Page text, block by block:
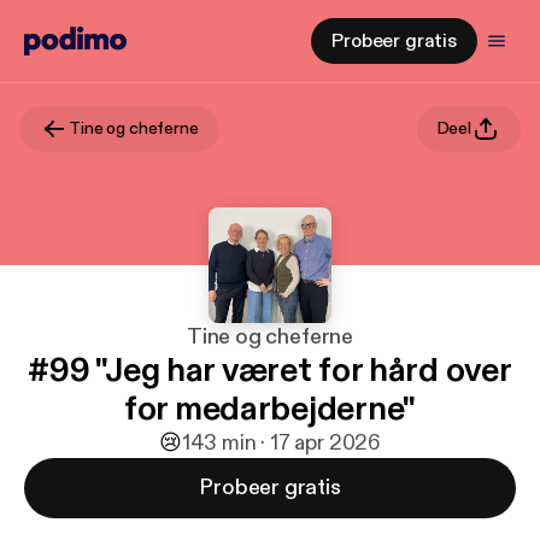
Probeer gratis
Tine og cheferne Deel
Tine og cheferne
#99 "Jeg har været for hård over
for medarbejderne"
😢143 min · 17 apr 2026
Probeer gratis